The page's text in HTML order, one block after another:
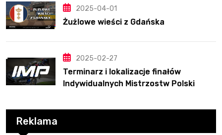
2025-04-01
Żużlowe wieści z Gdańska
2025-02-27
Terminarz i lokalizacje finałów
Indywidualnych Mistrzostw Polski
Reklama